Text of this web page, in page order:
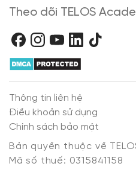
Theo dõi TELOS
Thông tin liên hệ
Điều khoản sử dụng
Chính sách bảo mật
Bản quyền thuộc về
Mã số thuế: 0315841158